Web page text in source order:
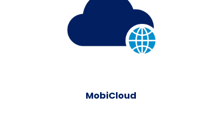
MobiCloud
Server virtuel